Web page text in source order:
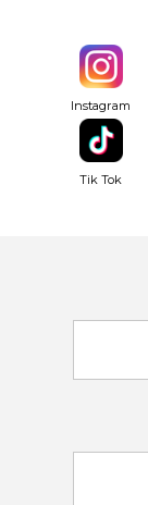
Instagram
Tik Tok